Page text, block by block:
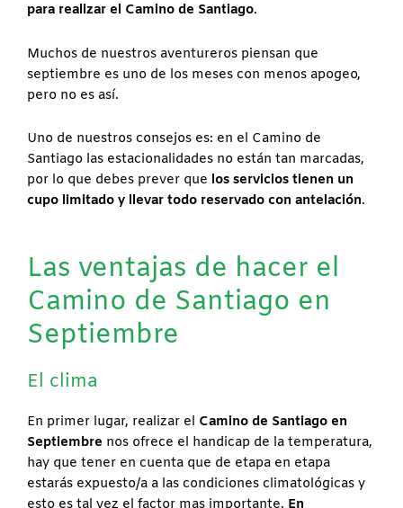
para realizar el Camino de Santiago.
Muchos de nuestros aventureros piensan que
septiembre es uno de los meses con menos apogeo,
pero no es así.
Uno de nuestros consejos es: en el Camino de
Santiago las estacionalidades no están tan marcadas,
por lo que debes prever que los servicios tienen un
cupo limitado y llevar todo reservado con antelación.
Las ventajas de hacer el
Camino de Santiago en
Septiembre
El clima
En primer lugar, realizar el Camino de Santiago en
Septiembre nos ofrece el handicap de la temperatura,
hay que tener en cuenta que de etapa en etapa
estarás expuesto/a a las condiciones climatológicas y
esto es tal vez el factor mas importante. En